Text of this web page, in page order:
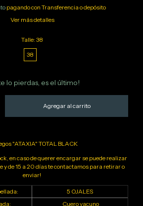
pagando con Transferencia o depósito
Ver más detalles
Talle: 38
38
lo pierdas, es el último!
"ATAXIA" TOTAL BLACK
en caso de querer encargar se puede realizar
y de 15 a 20 días te contactamos para retirar o
enviar!
5 OJALES
Cuero vacuno